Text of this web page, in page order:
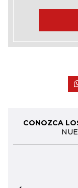
CONOZCA